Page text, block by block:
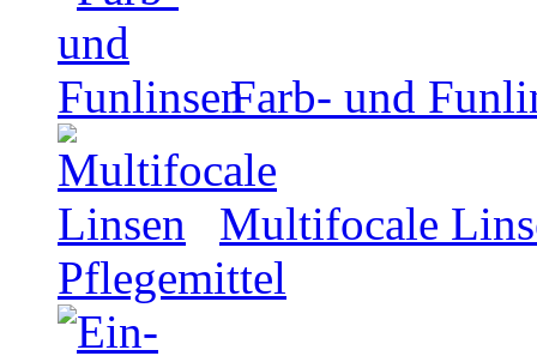
Farb- und
Multifocale
Pflegemittel